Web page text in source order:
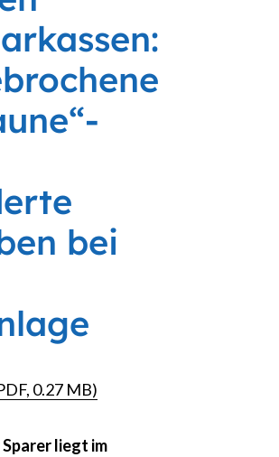
bei
0.27 MB)
liegt im